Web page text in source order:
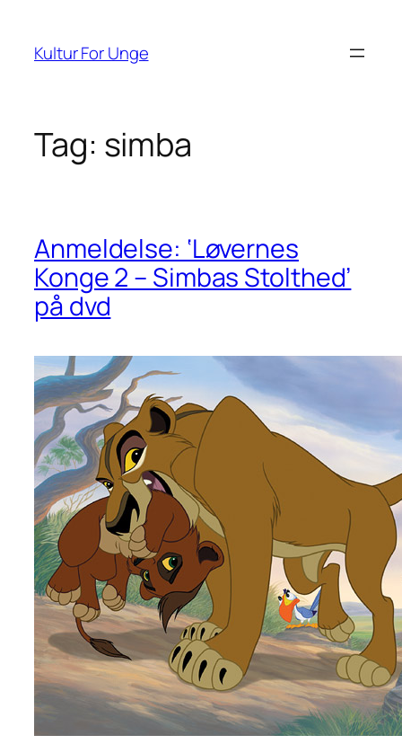
indhold
Kultur For Unge
Tag: simba
Anmeldelse: ‘Løvernes
Konge 2 – Simbas Stolthed’
på dvd